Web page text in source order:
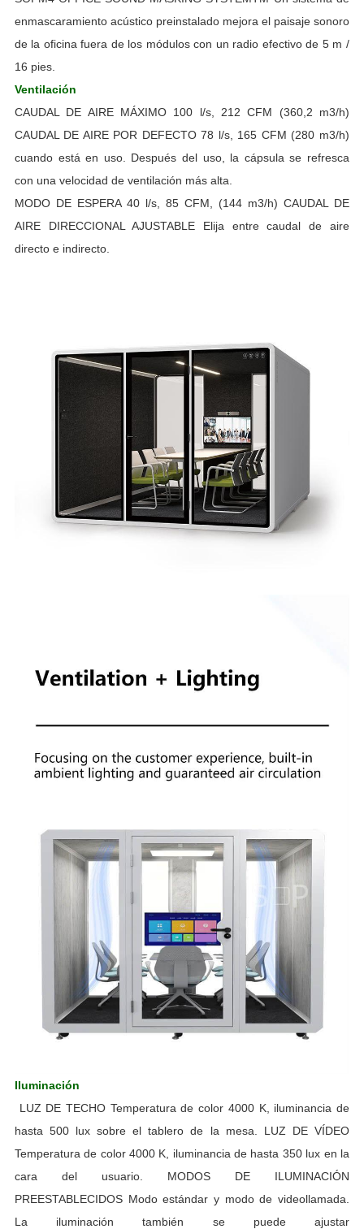
enmascaramiento acústico preinstalado mejora el paisaje sonoro
de la oficina fuera de los módulos con un radio efectivo de 5 m /
16 pies.
Ventilación
CAUDAL DE AIRE MÁXIMO 100 l/s, 212 CFM (360,2 m3/h)
CAUDAL DE AIRE POR DEFECTO 78 l/s, 165 CFM (280 m3/h)
cuando está en uso. Después del uso, la cápsula se refresca
con una velocidad de ventilación más alta.
MODO DE ESPERA 40 l/s, 85 CFM, (144 m3/h) CAUDAL DE
AIRE DIRECCIONAL AJUSTABLE Elija entre caudal de aire
directo e indirecto.
Iluminación
LUZ DE TECHO Temperatura de color 4000 K, iluminancia de
hasta 500 lux sobre el tablero de la mesa. LUZ DE VÍDEO
Temperatura de color 4000 K, iluminancia de hasta 350 lux en la
cara del usuario. MODOS DE ILUMINACIÓN
PREESTABLECIDOS Modo estándar y modo de videollamada.
La iluminación también se puede ajustar